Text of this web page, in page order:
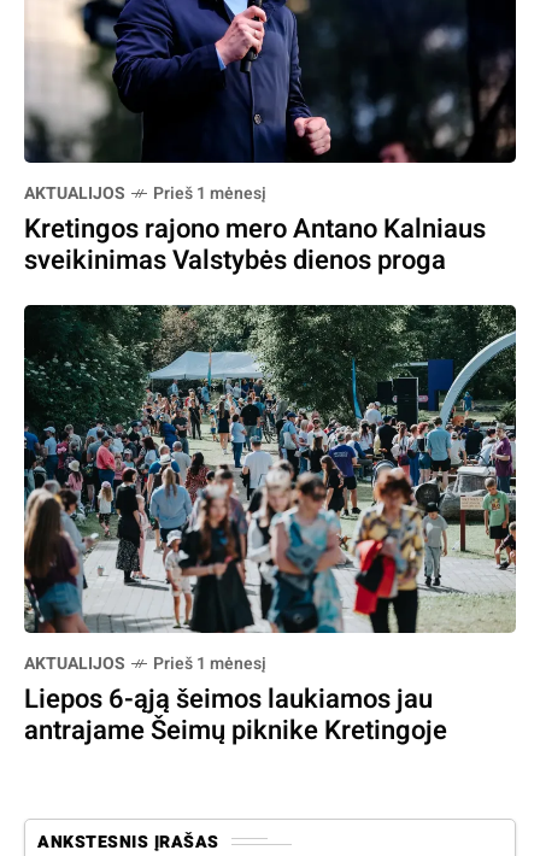
AKTUALIJOS Prieš 1 mėnesį
Kretingos rajono mero Antano Kalniaus
sveikinimas Valstybės dienos proga
AKTUALIJOS Prieš 1 mėnesį
Liepos 6-ąją šeimos laukiamos jau
antrajame Šeimų piknike Kretingoje
ANKSTESNIS ĮRAŠAS